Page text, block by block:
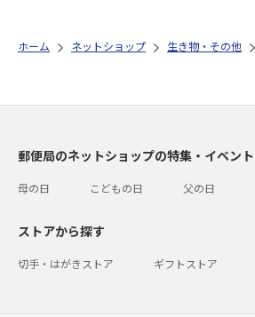
ホーム ネットショップ 生き物・その他
郵便局のネットショップの特集・イベント
母の日 こどもの日 父の日
ストアから探す
切手・はがきストア ギフトストア